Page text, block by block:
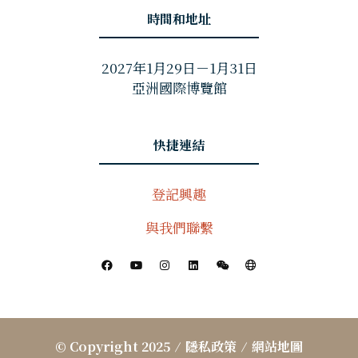
時間和地址
2027年1月29日－1月31日
亞洲國際博覽館
快捷連結
登記興趣
與我們聯繫
© Copyright 2025 隱私政策 網站地圖